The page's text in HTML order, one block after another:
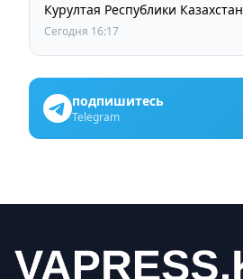
Курултая Республики Казахстан
Сегодня 16:17
подпишитесь
Telegram